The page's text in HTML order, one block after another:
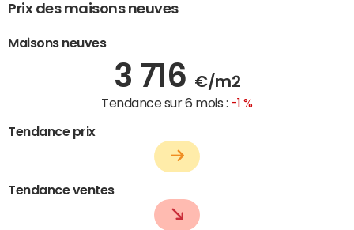
Prix des maisons neuves
Maisons neuves
3 716 €/m2
Tendance sur 6 mois : -1 %
Tendance prix
Tendance ventes